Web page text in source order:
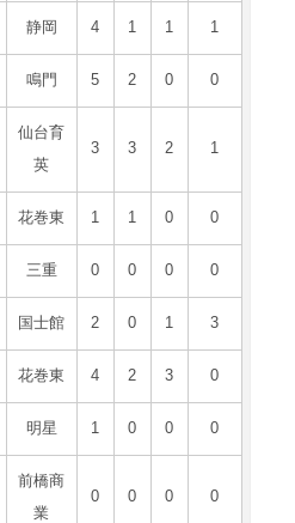
静岡 4 1 1 1
鳴門 5 2 0 0
仙台育
英
3 3 2 1
花巻東 1 1 0 0
三重 0 0 0 0
国士館 2 0 1 3
花巻東 4 2 3 0
明星 1 0 0 0
前橋商
業
0 0 0 0